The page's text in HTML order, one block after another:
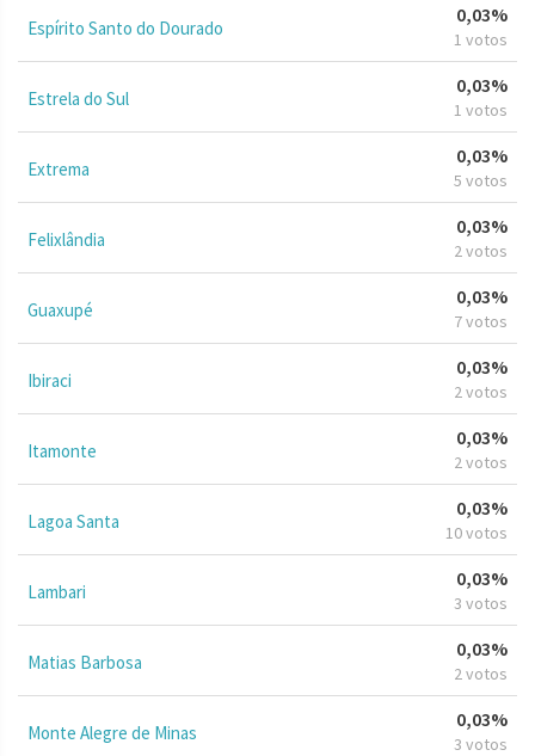
Espírito Santo do Dourado
0,03%
1 votos
Estrela do Sul
0,03%
1 votos
Extrema
0,03%
5 votos
Felixlândia
0,03%
2 votos
Guaxupé
0,03%
7 votos
Ibiraci
0,03%
2 votos
Itamonte
0,03%
2 votos
Lagoa Santa
0,03%
10 votos
Lambari
0,03%
3 votos
Matias Barbosa
0,03%
2 votos
Monte Alegre de Minas
0,03%
3 votos